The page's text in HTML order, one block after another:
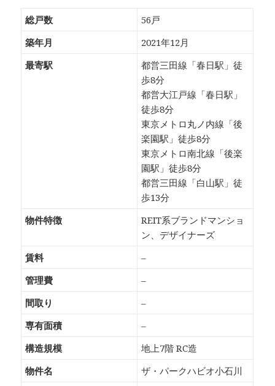
総戸数
56戸
築年月
2021年12月
最寄駅
都営三田線「春日駅」徒
歩8分
都営大江戸線「春日駅」
徒歩8分
東京メトロ丸ノ内線「後
楽園駅」徒歩8分
東京メトロ南北線「後楽
園駅」徒歩8分
都営三田線「白山駅」徒
歩13分
物件特徴
REIT系ブランドマンショ
ン、デザイナーズ
賃料
–
管理費
–
間取り
–
専有面積
–
構造規模
地上7階 RC造
物件名
ザ・パークハビオ小石川